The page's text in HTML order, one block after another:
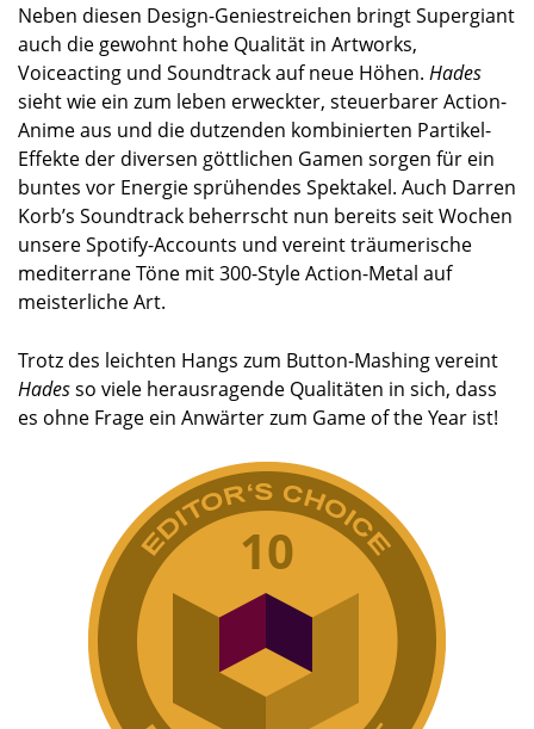
Neben diesen Design-Geniestreichen bringt Supergiant
auch die gewohnt hohe Qualität in Artworks,
Voiceacting und Soundtrack auf neue Höhen. Hades
sieht wie ein zum leben erweckter, steuerbarer Action-
Anime aus und die dutzenden kombinierten Partikel-
Effekte der diversen göttlichen Gamen sorgen für ein
buntes vor Energie sprühendes Spektakel. Auch Darren
Korb’s Soundtrack beherrscht nun bereits seit Wochen
unsere Spotify-Accounts und vereint träumerische
mediterrane Töne mit 300-Style Action-Metal auf
meisterliche Art.
Trotz des leichten Hangs zum Button-Mashing vereint
Hadesso viele herausragende Qualitäten in sich, dass
es ohne Frage ein Anwärter zum Game of the Year ist!
10